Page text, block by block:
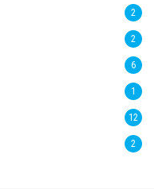
2
2
6
1
12
2